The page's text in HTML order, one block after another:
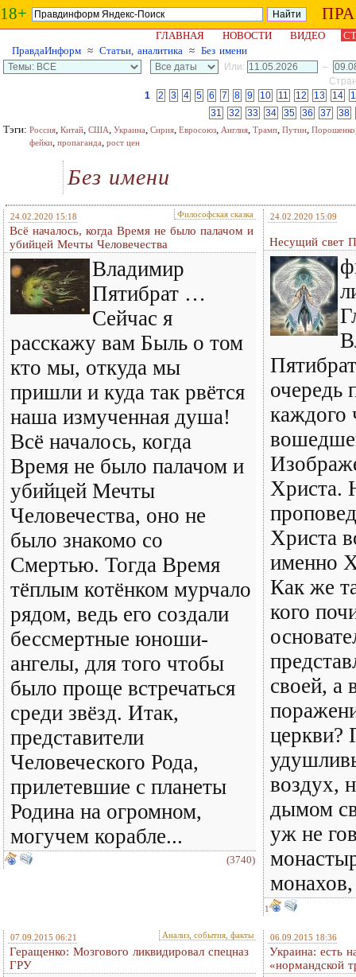
18+
ГЛАВНАЯ НОВОСТИ ВИДЕО
ПравдаИнформ ≈ Статьи, аналитика ≈ Без имени
Или:
–
1
2 3 4 5 6 7 8 9 10 11 12 13 14
31
32 33 34 35 36 37 38
Тэги: Россия, Китай, США, Украина, Сирия, Евросоюз, Англия, Трамп, Путин, Порошенко
фейки, пропаганда, рост цен
Без имени
24.02.2020 15:18 Философская сказка
Всё началось, когда Время не было палачом и
убийцей Мечты Человечества
Владимир
Пятибрат …
Сейчас я
расскажу вам Быль о том
кто мы, откуда мы
пришли и куда так рвётся
наша измученная душа!
Всё началось, когда
Время не было палачом и
убийцей Мечты
Человечества, оно не
было знакомо со
Смертью. Тогда Время
тёплым котёнком мурчало
рядом, ведь его создали
бессмертные юноши-
ангелы, для того чтобы
было проще встречаться
среди звёзд. Итак,
представители
Человеческого Рода,
прилетевшие с планеты
Родина на огромном,
могучем корабле...
(3740)
24.02.2020 15:09
Несущий свет
очередь
каждого
Христа.
Христа
именно
Как же
кого
своей, а
церкви?
воздух,
дымом
уж не
1
07.09.2015 06:21 Анализ, события, факты
Геращенко: Мозгового ликвидировал спецназ
ГРУ
06.09.2015 18:36
Украина: есть
«нормандской